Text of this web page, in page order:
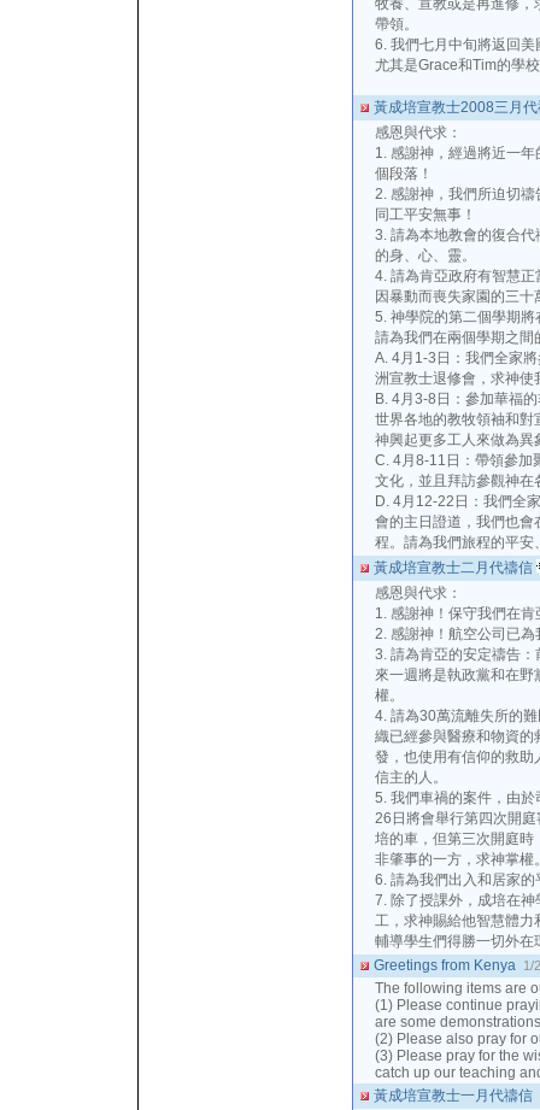
牧養、宣教或是再進修，
帶領。
6. 我們七月中旬將返回
尤其是Grace和Tim的學
黃成培宣教士2008三月
感恩與代求：
1. 感謝神，經過將近一
個段落！
2. 感謝神，我們所迫切
同工平安無事！
3. 請為本地教會的復合
的身、心、靈。
4. 請為肯亞政府有智慧
因暴動而喪失家園的三
5. 神學院的第二個學期
請為我們在兩個學期之間
A. 4月1-3日：我們全家
洲宣教士退修會，求神使
B. 4月3-8日：參加華福
世界各地的教牧領袖和對
神興起更多工人來做為異
C. 4月8-11日：帶領參加
文化，並且拜訪參觀神在
D. 4月12-22日：我們全
會的主日證道，我們也會
程。請為我們旅程的平安
黃成培宣教士二月代禱信
感恩與代求：
1. 感謝神！保守我們在
2. 感謝神！航空公司已
3. 請為肯亞的安定禱告
來一週將是執政黨和在
權。
4. 請為30萬流離失所的
織已經參與醫療和物資的
發，也使用有信仰的救助
信主的人。
5. 我們車禍的案件，由
26日將會舉行第四次開
培的車，但第三次開庭時
非肇事的一方，求神掌權
6. 請為我們出入和居家的
7. 除了授課外，成培在
工，求神賜給他智慧體力
輔導學生們得勝一切外在
Greetings from Kenya 1/
The following items are
(1) Please continue
are some
(2) Please also pray for
(3) Please pray for the
catch up our teaching
黃成培宣教士一月代禱信